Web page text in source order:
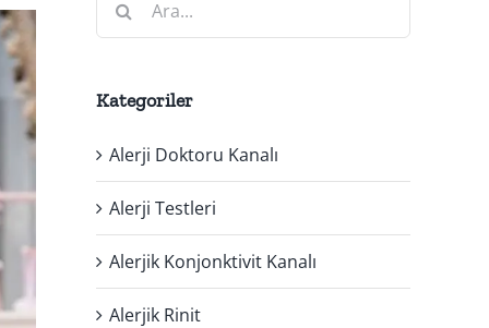
Kategoriler
Alerji Doktoru Kanalı
Alerji Testleri
Alerjik Konjonktivit Kanalı
Alerjik Rinit